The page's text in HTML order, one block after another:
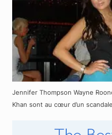
Jennifer Thompson Wayne
Khan sont au cœur d’un